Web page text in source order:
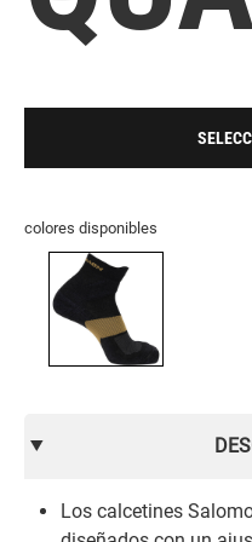
colores disponibles
Los calcetines